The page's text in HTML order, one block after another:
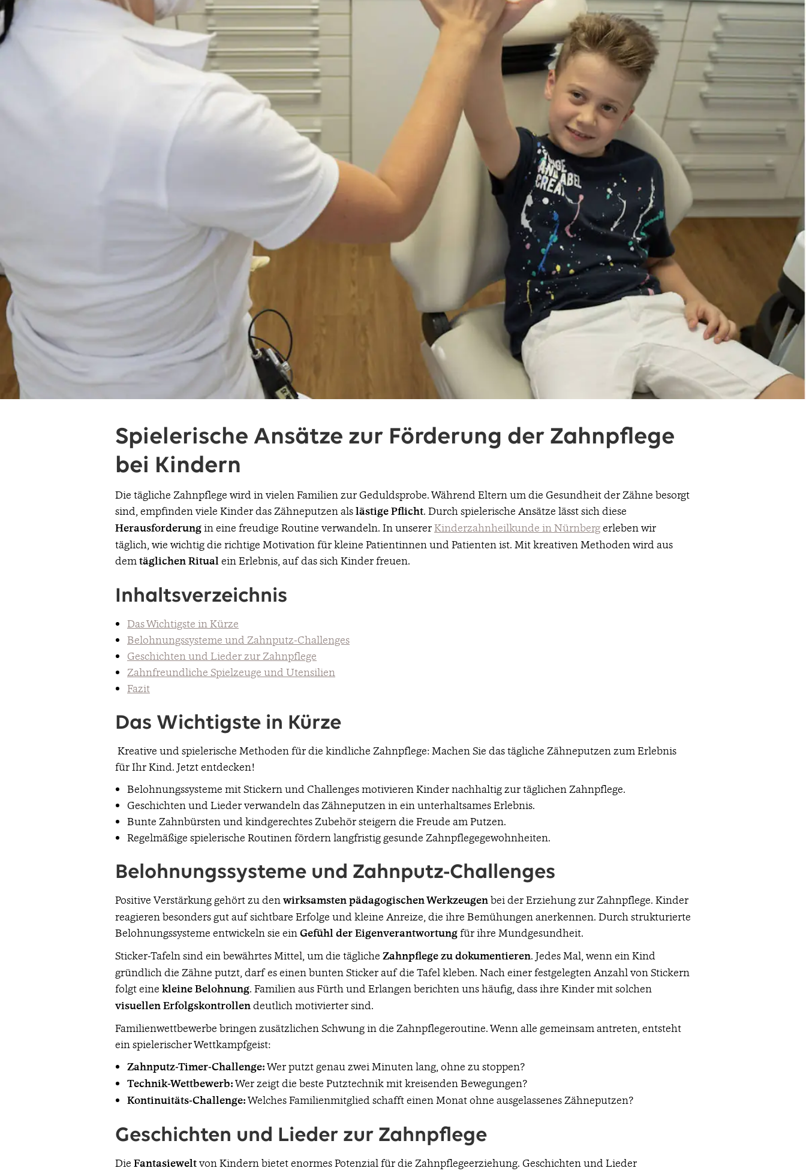
Spielerische Ansätze zur Förderung der Zahnpflege
bei Kindern
Die tägliche Zahnpflege wird in vielen Familien zur Geduldsprobe. Während Eltern um die Gesundheit der Zähne besorgt
sind, empfinden viele Kinder das Zähneputzen alslästige Pflicht. Durch spielerische Ansätze lässt sich diese
Herausforderungin eine freudige Routine verwandeln. In unsererKinderzahnheilkunde in Nürnbergerleben wir
täglich, wie wichtig die richtige Motivation für kleine Patientinnen und Patienten ist. Mit kreativen Methoden wird aus
demtäglichen Ritualein Erlebnis, auf das sich Kinder freuen.
Inhaltsverzeichnis
Das Wichtigste in Kürze
Belohnungssysteme und Zahnputz-Challenges
Geschichten und Lieder zur Zahnpflege
Zahnfreundliche Spielzeuge und Utensilien
Fazit
Das Wichtigste in Kürze
Kreative und spielerische Methoden für die kindliche Zahnpflege: Machen Sie das tägliche Zähneputzen zum Erlebnis
für Ihr Kind. Jetzt entdecken!
Belohnungssysteme mit Stickern und Challenges motivieren Kinder nachhaltig zur täglichen Zahnpflege.
Geschichten und Lieder verwandeln das Zähneputzen in ein unterhaltsames Erlebnis.
Bunte Zahnbürsten und kindgerechtes Zubehör steigern die Freude am Putzen.
Regelmäßige spielerische Routinen fördern langfristig gesunde Zahnpflegegewohnheiten.
Belohnungssysteme und Zahnputz-Challenges
Positive Verstärkung gehört zu denwirksamsten pädagogischen Werkzeugenbei der Erziehung zur Zahnpflege. Kinder
reagieren besonders gut auf sichtbare Erfolge und kleine Anreize, die ihre Bemühungen anerkennen. Durch strukturierte
Belohnungssysteme entwickeln sie einGefühl der Eigenverantwortungfür ihre Mundgesundheit.
Sticker-Tafeln sind ein bewährtes Mittel, um die tägliche Zahnpflege zu dokumentieren. Jedes Mal, wenn ein Kind
gründlich die Zähne putzt, darf es einen bunten Sticker auf die Tafel kleben. Nach einer festgelegten Anzahl von Stickern
folgt eine kleine Belohnung. Familien aus Fürth und Erlangen berichten uns häufig, dass ihre Kinder mit solchen
visuellen Erfolgskontrollendeutlich motivierter sind.
Familienwettbewerbe bringen zusätzlichen Schwung in die Zahnpflegeroutine. Wenn alle gemeinsam antreten, entsteht
ein spielerischer Wettkampfgeist:
Zahnputz-Timer-Challenge:Wer putzt genau zwei Minuten lang, ohne zu stoppen?
Technik-Wettbewerb:Wer zeigt die beste Putztechnik mit kreisenden Bewegungen?
Kontinuitäts-Challenge:Welches Familienmitglied schafft einen Monat ohne ausgelassenes Zähneputzen?
Geschichten und Lieder zur Zahnpflege
Die Fantasieweltvon Kindern bietet enormes Potenzial für die Zahnpflegeerziehung. Geschichten und Lieder